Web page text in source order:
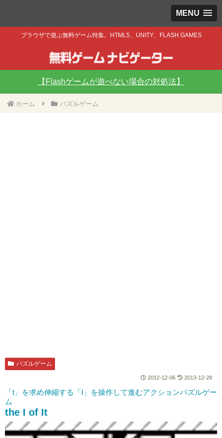
MENU
ブラウザで遊ぶ無料ゲーム特集。HTML5、UNITY、FLASH GAMES
【Flashゲームが遊べない場合の対処法】
ホーム パズルゲーム
パズルゲーム
2012-12-06 2013-12-28
「t」を求め伸縮する「I」を操作して進むアクションパズルゲー
ム
the I of It